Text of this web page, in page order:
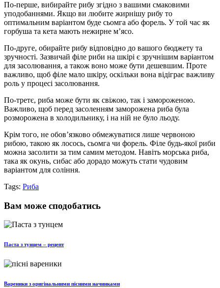
По-перше, вибирайте рибу згідно з вашими смаковими
уподобаннями. Якщо ви любите жирнішу рибу то
оптимальним варіантом буде сьомга або форель. У той час як
горбуша та кета мають нежирне м’ясо.
По-друге, обирайте рибу відповідно до вашого бюджету та
зручності. Зазвичай філе риби на шкірі є зручнішим варіантом
для засолювання, а також воно може бути дешевшим. Проте
важливо, щоб філе мало шкіру, оскільки вона відіграє важливу
роль у процесі засолювання.
По-третє, риба може бути як свіжою, так і замороженою.
Важливо, щоб перед засоленням заморожена риба була
розморожена в холодильнику, і на ній не було льоду.
Крім того, не обов’язково обмежуватися лише червоною
рибою, такою як лосось, сьомга чи форель. Філе будь-якої риби
можна засолити за тим самим методом. Навіть морська риба,
така як окунь, сибас або дорадо можуть стати чудовим
варіантом для соління.
Tags: Риба
Вам може сподобатись
Паста з тунцем – рецепт
Вареники з оригінальними пісними начинками